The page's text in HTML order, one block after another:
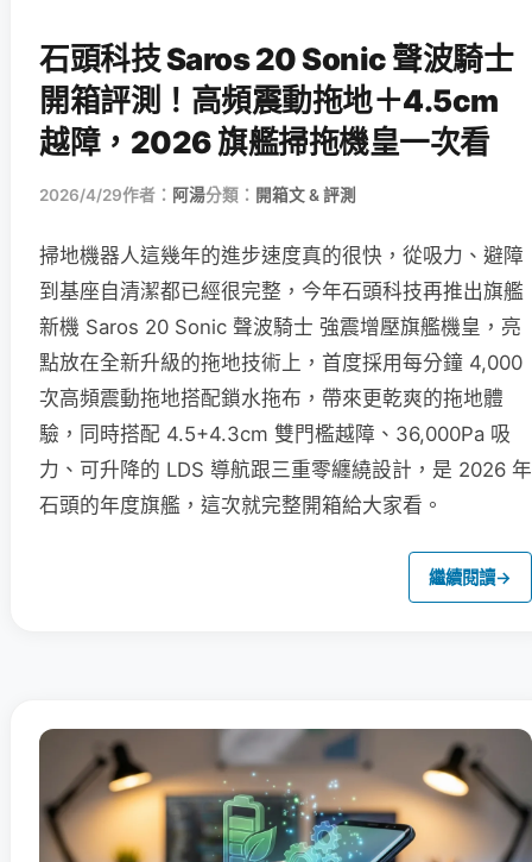
石頭科技 Saros 20 Sonic 聲波騎士
開箱評測！高頻震動拖地＋4.5cm
越障，2026 旗艦掃拖機皇一次看
2026/4/29作者： 阿湯分類： 開箱文 & 評測
掃地機器人這幾年的進步速度真的很快，從吸力、避障
到基座自清潔都已經很完整，今年石頭科技再推出旗艦
新機 Saros 20 Sonic 聲波騎士 強震增壓旗艦機皇，亮
點放在全新升級的拖地技術上，首度採用每分鐘 4,000
次高頻震動拖地搭配鎖水拖布，帶來更乾爽的拖地體
驗，同時搭配 4.5+4.3cm 雙門檻越障、36,000Pa 吸
力、可升降的 LDS 導航跟三重零纏繞設計，是 2026 年
石頭的年度旗艦，這次就完整開箱給大家看。
繼續閱讀→